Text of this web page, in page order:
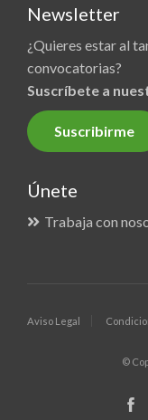
Newsletter
¿Quieres estar al
convocatorias?
Suscríbete a
Suscribirme
Únete
Trabaja con
Aviso Legal
©